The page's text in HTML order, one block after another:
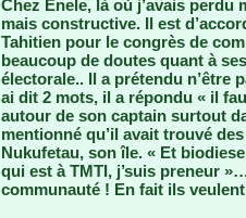
Chez Enele, là où j’avais
mais constructive. Il est
Tahitien pour le congrès de
beaucoup de doutes quant à
électorale.. Il a prétendu n’être
ai dit 2 mots, il a répondu « il
autour de son captain surtout
mentionné qu’il avait trouvé
Nukufetau, son île. « Et
qui est à TMTI, j’suis preneur
communauté ! En fait ils